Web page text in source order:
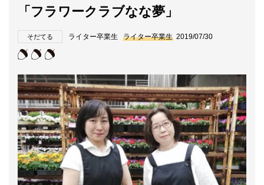
「フラワークラブなな夢」
そだてる ライター卒業生 ライター卒業生 2019/07/30